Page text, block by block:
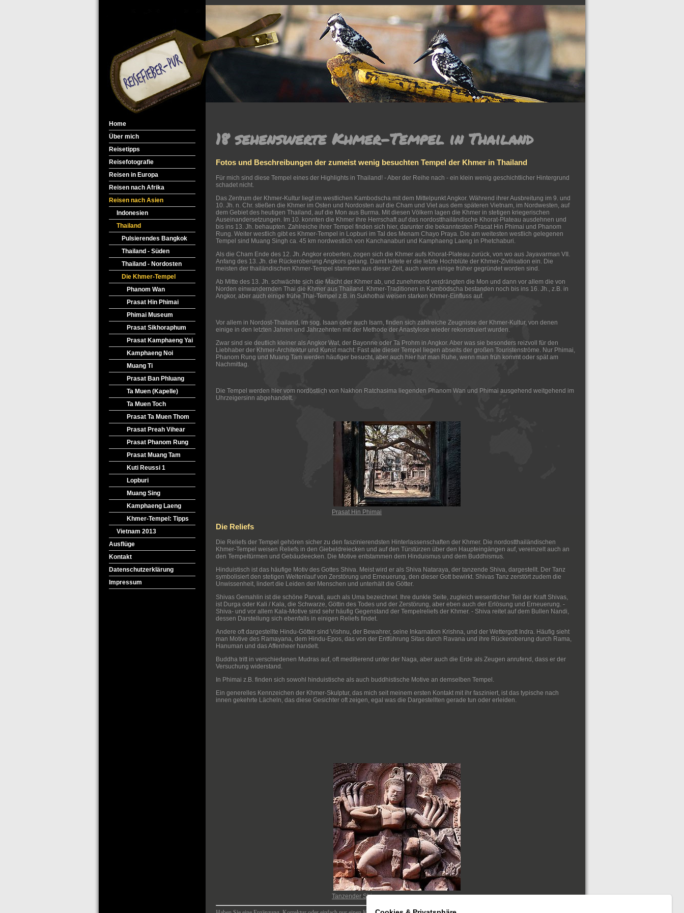
Home
Über mich
Reisetipps
Reisefotografie
Reisen in Europa
Reisen nach Afrika
Reisen nach Asien
Indonesien
Thailand
Pulsierendes Bangkok
Thailand - Süden
Thailand - Nordosten
Die Khmer-Tempel
Phanom Wan
Prasat Hin Phimai
Phimai Museum
Prasat Sikhoraphum
Prasat Kamphaeng Yai
Kamphaeng Noi
Muang Ti
Prasat Ban Phluang
Ta Muen (Kapelle)
Ta Muen Toch
Prasat Ta Muen Thom
Prasat Preah Vihear
Prasat Phanom Rung
Prasat Muang Tam
Kuti Reussi 1
Lopburi
Muang Sing
Kamphaeng Laeng
Khmer-Tempel: Tipps
Vietnam 2013
Ausflüge
Kontakt
Datenschutzerklärung
Impressum
18 sehenswerte Khmer-Tempel in Thailand
Fotos und Beschreibungen der zumeist wenig besuchten Tempel der Khmer in Thailand
Für mich sind diese Tempel eines der Highlights in Thailand! - Aber der Reihe nach - ein klein wenig geschichtlicher Hintergrund
schadet nicht.
Das Zentrum der Khmer-Kultur liegt im westlichen Kambodscha mit dem Mittelpunkt Angkor. Während ihrer Ausbreitung im 9. und
10. Jh. n. Chr. stießen die Khmer im Osten und Nordosten auf die Cham und Viet aus dem späteren Vietnam, im Nordwesten, auf
dem Gebiet des heutigen Thailand, auf die Mon aus Burma. Mit diesen Völkern lagen die Khmer in stetigen kriegerischen
Auseinandersetzungen. Im 10. konnten die Khmer ihre Herrschaft auf das nordostthailändische Khorat-Plateau ausdehnen und
bis ins 13. Jh. behaupten. Zahlreiche ihrer Tempel finden sich hier, darunter die bekanntesten Prasat Hin Phimai und Phanom
Rung. Weiter westlich gibt es Khmer-Tempel in Lopburi im Tal des Menam Chayo Praya. Die am weitesten westlich gelegenen
Tempel sind Muang Singh ca. 45 km nordwestlich von Kanchanaburi und Kamphaeng Laeng in Phetchaburi.
Als die Cham Ende des 12. Jh. Angkor eroberten, zogen sich die Khmer aufs Khorat-Plateau zurück, von wo aus Jayavarman VII.
Anfang des 13. Jh. die Rückeroberung Angkors gelang. Damit leitete er die letzte Hochblüte der Khmer-Zivilisation ein. Die
meisten der thailändischen Khmer-Tempel stammen aus dieser Zeit, auch wenn einige früher gegründet worden sind.
Ab Mitte des 13. Jh. schwächte sich die Macht der Khmer ab, und zunehmend verdrängten die Mon und dann vor allem die von
Norden einwandernden Thai die Khmer aus Thailand. Khmer-Traditionen in Kambodscha bestanden noch bis ins 16. Jh., z.B. in
Angkor, aber auch einige frühe Thai-Tempel z.B. in Sukhothai weisen starken Khmer-Einfluss auf.
Vor allem in Nordost-Thailand, im sog. Isaan oder auch Isarn, finden sich zahlreiche Zeugnisse der Khmer-Kultur, von denen
einige in den letzten Jahren und Jahrzehnten mit der Methode der Anastylose wieder rekonstruiert wurden.
Zwar sind sie deutlich kleiner als Angkor Wat, der Bayonne oder Ta Prohm in Angkor. Aber was sie besonders reizvoll für den
Liebhaber der Khmer-Architektur und Kunst macht: Fast alle dieser Tempel liegen abseits der großen Touristenströme. Nur Phimai,
Phanom Rung und Muang Tam werden häufiger besucht, aber auch hier hat man Ruhe, wenn man früh kommt oder spät am
Nachmittag.
Die Tempel werden hier vom nordöstlich von Nakhon Ratchasima liegenden Phanom Wan und Phimai ausgehend weitgehend im
Uhrzeigersinn abgehandelt.
Prasat Hin Phimai
Die Reliefs
Die Reliefs der Tempel gehören sicher zu den faszinierendsten Hinterlassenschaften der Khmer. Die nordostthailändischen
Khmer-Tempel weisen Reliefs in den Giebeldreiecken und auf den Türstürzen über den Haupteingängen auf, vereinzelt auch an
den Tempeltürmen und Gebäudeecken. Die Motive entstammen dem Hinduismus und dem Buddhismus.
Hinduistisch ist das häufige Motiv des Gottes Shiva. Meist wird er als Shiva Nataraya, der tanzende Shiva, dargestellt. Der Tanz
symbolisiert den stetigen Weltenlauf von Zerstörung und Erneuerung, den dieser Gott bewirkt. Shivas Tanz zerstört zudem die
Unwissenheit, lindert die Leiden der Menschen und unterhält die Götter.
Shivas Gemahlin ist die schöne Parvati, auch als Uma bezeichnet. Ihre dunkle Seite, zugleich wesentlicher Teil der Kraft Shivas,
ist Durga oder Kali / Kala, die Schwarze, Göttin des Todes und der Zerstörung, aber eben auch der Erlösung und Erneuerung. -
Shiva- und vor allem Kala-Motive sind sehr häufig Gegenstand der Tempelreliefs der Khmer. - Shiva reitet auf dem Bullen Nandi,
dessen Darstellung sich ebenfalls in einigen Reliefs findet.
Andere oft dargestellte Hindu-Götter sind Vishnu, der Bewahrer, seine Inkarnation Krishna, und der Wettergott Indra. Häufig sieht
man Motive des Ramayana, dem Hindu-Epos, das von der Entführung Sitas durch Ravana und ihre Rückeroberung durch Rama,
Hanuman und das Affenheer handelt.
Buddha tritt in verschiedenen Mudras auf, oft meditierend unter der Naga, aber auch die Erde als Zeugen anrufend, dass er der
Versuchung widerstand.
In Phimai z.B. finden sich sowohl hinduistische als auch buddhistische Motive an demselben Tempel.
Ein generelles Kennzeichen der Khmer-Skulptur, das mich seit meinem ersten Kontakt mit ihr fasziniert, ist das typische nach
innen gekehrte Lächeln, das diese Gesichter oft zeigen, egal was die Dargestellten gerade tun oder erleiden.
Tanzender Shiva